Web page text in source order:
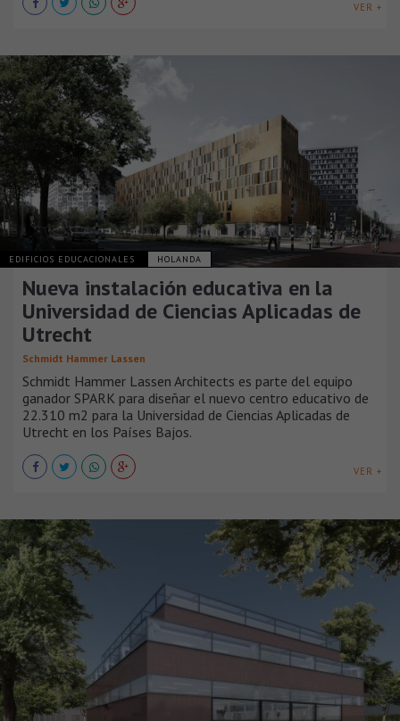
VER +
EDIFICIOS EDUCACIONALES HOLANDA
Nueva instalación educativa en la
Universidad de Ciencias Aplicadas de
Utrecht
Schmidt Hammer Lassen
Schmidt Hammer Lassen Architects es parte del equipo
ganador SPARK para diseñar el nuevo centro educativo de
22.310 m2 para la Universidad de Ciencias Aplicadas de
Utrecht en los Países Bajos.
VER +